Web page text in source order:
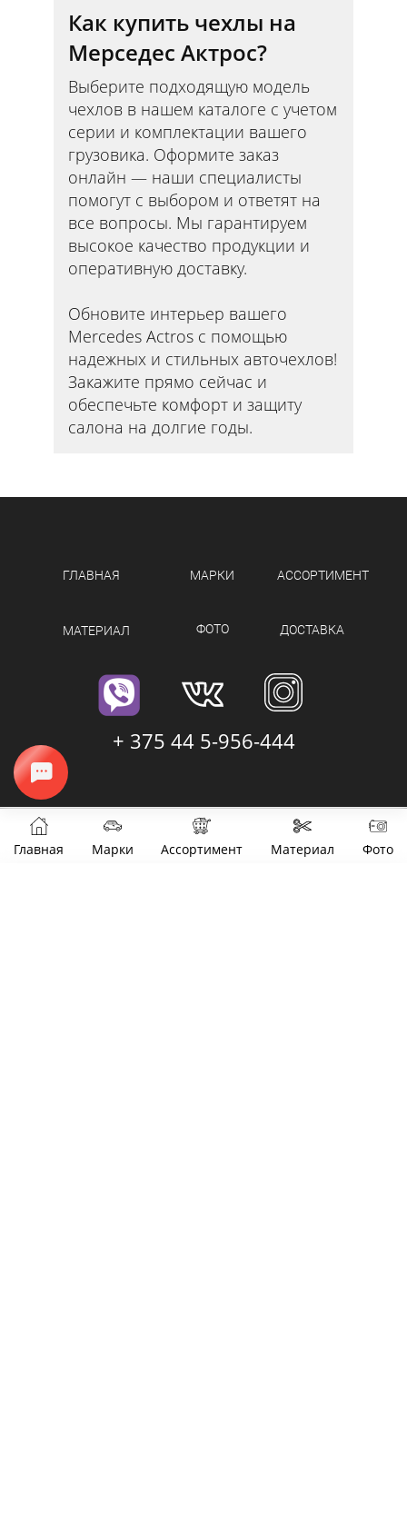
Главная Марки Ассортимент Материал Фото
Как купить чехлы на
Мерседес Актрос?
Выберите подходящую модель
чехлов в нашем каталоге с учетом
серии и комплектации вашего
грузовика. Оформите заказ
онлайн — наши специалисты
помогут с выбором и ответят на
все вопросы. Мы гарантируем
высокое качество продукции и
оперативную доставку.
Обновите интерьер вашего
Mercedes Actros с помощью
надежных и стильных авточехлов!
Закажите прямо сейчас и
обеспечьте комфорт и защиту
салона на долгие годы.
ГЛАВНАЯ
МАТЕРИАЛ
МАРКИ
ФОТО
АССОРТИМЕНТ
ДОСТАВКА
+ 375 44 5-956-444